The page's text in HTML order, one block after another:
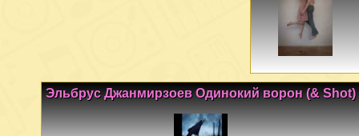
Эльбрус Джанмирзоев Одинокий ворон (& Shot)